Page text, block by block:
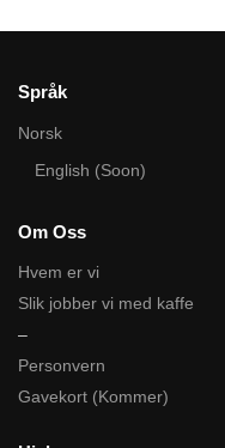
Språk
Norsk
English (Soon)
Om Oss
Hvem er vi
Slik jobber vi med kaffe
–
Personvern
Gavekort (Kommer)